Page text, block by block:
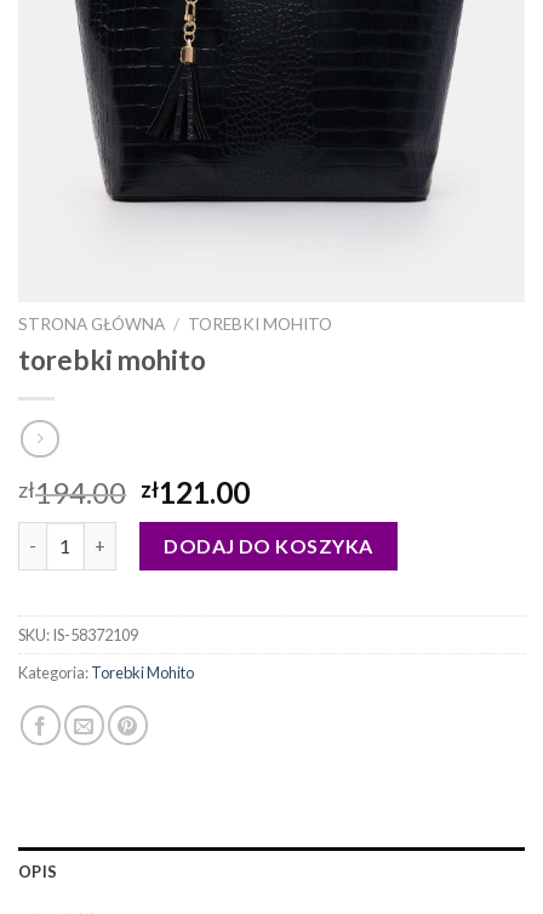
STRONA GŁÓWNA / TOREBKI MOHITO
torebki mohito
zł194.00 zł121.00
DODAJ DO KOSZYKA
SKU:IS-58372109
Kategoria:Torebki Mohito
OPIS